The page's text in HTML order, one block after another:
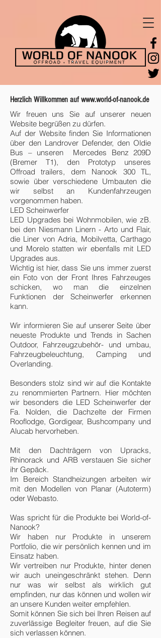
Herzlich Willkommen auf www.world-of-nanook.de
Wir freuen uns Sie auf unserer neuen
Website begrüßen zu dürfen.
Auf der Website finden Sie Informationen
über den Landrover Defender, den Oldie
Bus – unseren Mercedes Benz 209D
(Bremer T1), den Prototyp unseres
Offroad trailers, dem Nanook 300 TL,
sowie über verschiedene Umbauten die
wir selbst an Kundenfahrzeugen
vorgenommen haben.
LED Scheinwerfer
LED Upgrades bei Wohnmobilen, wie zB.
bei den Niesmann Linern - Arto und Flair,
die Liner von Adria, Mobilvetta, Carthago
und Morelo statten wir ebenfalls mit LED
Upgrades aus.
​Wichtig ist hier, dass Sie uns immer zuerst
ein Foto von der Front Ihres Fahrzeuges
schicken, wo man die einzelnen
Funktionen der Scheinwerfer erkennen
kann.
Wir informieren Sie auf unserer Seite über
neueste Produkte und Trends in Sachen
Outdoor, Fahrzeugzubehör- und umbau,
Fahrzeugbeleuchtung, Camping und
Overlanding. ​
Besonders stolz sind wir auf die Kontakte
zu renommierten Partnern. Hier möchten
wir besonders die LED Scheinwerfer der
Fa. Nolden, die Dachzelte der Firmen
Rooflodge, Gordigear, Bushcompany und
Alucab hervorheben.
Mit den Dachträgern von Upracks,
Rhinorack und ARB verstauen Sie sicher
ihr Gepäck.
Im Bereich Standheizungen arbeiten wir
mit den Modellen von Planar (Autoterm)
oder Webasto.
Was spricht für die Produkte bei World-of-
Nanook?
Wir haben nur Produkte in unserem
Portfolio, die wir persönlich kennen und im
Einsatz haben.
Wir vertreiben nur Produkte, hinter denen
wir auch uneingeschränkt stehen. Denn
nur was wir selbst als wirklich gut
empfinden, nur das können und wollen wir
an unsere Kunden weiter empfehlen.
Somit können Sie sich bei Ihren Reisen auf
zuverlässige Begleiter freuen, auf die Sie
sich verlassen können.